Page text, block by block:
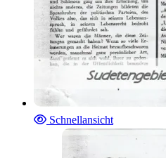
Schnellansicht